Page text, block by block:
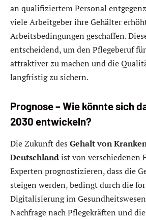
an qualifiziertem Personal
viele Arbeitgeber ihre Gehälter
Arbeitsbedingungen geschaffen.
entscheidend, um den Pflegeberuf
attraktiver zu machen und die
langfristig zu sichern.
Prognose – Wie könnte sich
2030 entwickeln?
Die Zukunft des Gehalt von
Deutschlandist von verschiedenen
Experten prognostizieren, dass die
steigen werden, bedingt durch die
Digitalisierung im
Nachfrage nach Pflegekräften und